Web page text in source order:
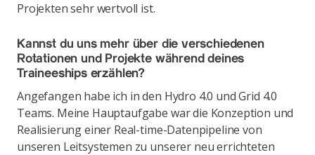
Projekten sehr wertvoll ist.
Kannst du uns mehr über die verschiedenen
Rotationen und Projekte während deines
Traineeships erzählen?
Angefangen habe ich in den Hydro 4.0 und Grid 4.0
Teams. Meine Hauptaufgabe war die Konzeption und
Realisierung einer Real-time-Datenpipeline von
unseren Leitsystemen zu unserer neu errichteten